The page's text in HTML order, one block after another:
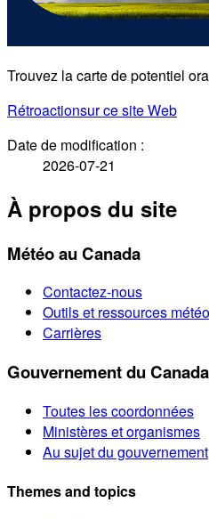
Trouvez la carte de potentiel
Rétroactionsur ce site Web
Date de modification :
2026-07-21
À propos du site
Météo au Canada
Contactez-nous
Outils et ressources
Carrières
Gouvernement du Canada
Toutes les coordonnées
Ministères et organismes
Au sujet du gouvernement
Themes and topics